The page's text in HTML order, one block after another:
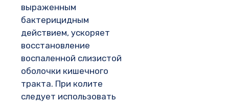
выраженным
бактерицидным
действием, ускоряет
восстановление
воспаленной слизистой
оболочки кишечного
тракта. При колите
следует использовать